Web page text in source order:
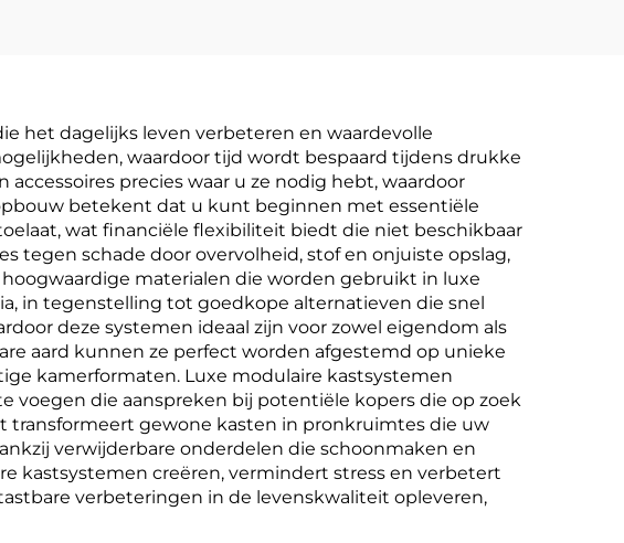
het dagelijks leven verbeteren en waardevolle
waardoor tijd wordt bespaard tijdens drukke
precies waar u ze nodig hebt, waardoor
betekent dat u kunt beginnen met essentiële
wat financiële flexibiliteit biedt die niet beschikbaar
tegen schade door overvolheid, stof en onjuiste opslag,
materialen die worden gebruikt in luxe
in tegenstelling tot goedkope alternatieven die snel
deze systemen ideaal zijn voor zowel eigendom als
aard kunnen ze perfect worden afgestemd op unieke
kamerformaten. Luxe modulaire kastsystemen
voegen die aanspreken bij potentiële kopers die op zoek
transformeert gewone kasten in pronkruimtes die uw
verwijderbare onderdelen die schoonmaken en
kastsystemen creëren, vermindert stress en verbetert
verbeteringen in de levenskwaliteit opleveren,